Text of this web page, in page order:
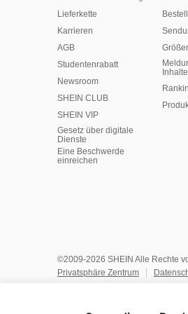
Lieferkette
Karrieren
AGB
Studentenrabatt
Newsroom
SHEIN CLUB
SHEIN VIP
Gesetz über digitale
Dienste
Eine Beschwerde
einreichen
Inhalte
©2009-2026 SHEIN Alle Rechte
Privatsphäre Zentrum